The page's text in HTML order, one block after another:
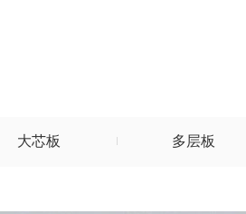
大芯板 多层板